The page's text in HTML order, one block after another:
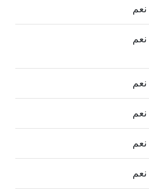
نعم
نعم
نعم
نعم
نعم
نعم